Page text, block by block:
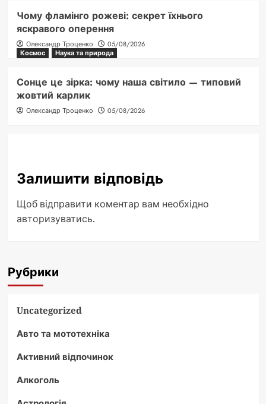
Чому фламінго рожеві: секрет їхнього
яскравого оперення
Олександр Троценко
05/08/2026
Космос
Наука та природа
Сонце це зірка: чому наша світило — типовий
жовтий карлик
Олександр Троценко 05/08/2026
Залишити відповідь
Щоб відправити коментар вам необхідно
авторизуватись.
Рубрики
Uncategorized
Авто та мототехніка
Активний відпочинок
Алкоголь